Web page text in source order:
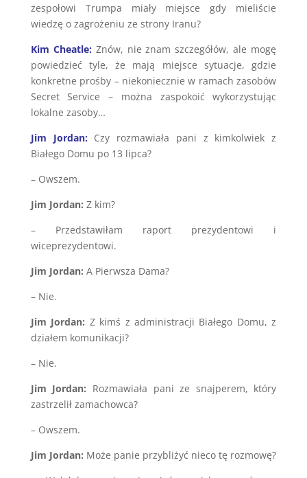
zespołowi Trumpa miały miejsce gdy mieliście
wiedzę o zagrożeniu ze strony Iranu?
Kim Cheatle: Znów, nie znam szczegółów, ale mogę
powiedzieć tyle, że mają miejsce sytuacje, gdzie
konkretne prośby – niekoniecznie w ramach zasobów
Secret Service – można zaspokoić wykorzystując
lokalne zasoby…
Jim Jordan: Czy rozmawiała pani z kimkolwiek z
Białego Domu po 13 lipca?
– Owszem.
Jim Jordan: Z kim?
– Przedstawiłam raport prezydentowi i
wiceprezydentowi.
Jim Jordan: A Pierwsza Dama?
– Nie.
Jim Jordan: Z kimś z administracji Białego Domu, z
działem komunikacji?
– Nie.
Jim Jordan: Rozmawiała pani ze snajperem, który
zastrzelił zamachowca?
– Owszem.
Jim Jordan: Może panie przybliżyć nieco tę rozmowę?